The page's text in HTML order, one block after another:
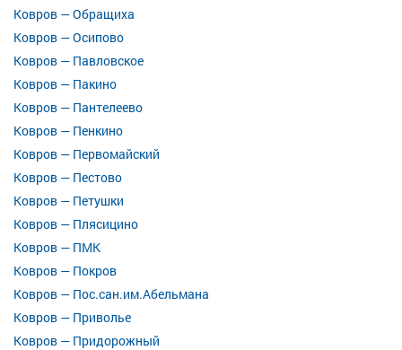
Ковров — Обращиха
Ковров — Осипово
Ковров — Павловское
Ковров — Пакино
Ковров — Пантелеево
Ковров — Пенкино
Ковров — Первомайский
Ковров — Пестово
Ковров — Петушки
Ковров — Плясицино
Ковров — ПМК
Ковров — Покров
Ковров — Пос.сан.им.Абельмана
Ковров — Приволье
Ковров — Придорожный